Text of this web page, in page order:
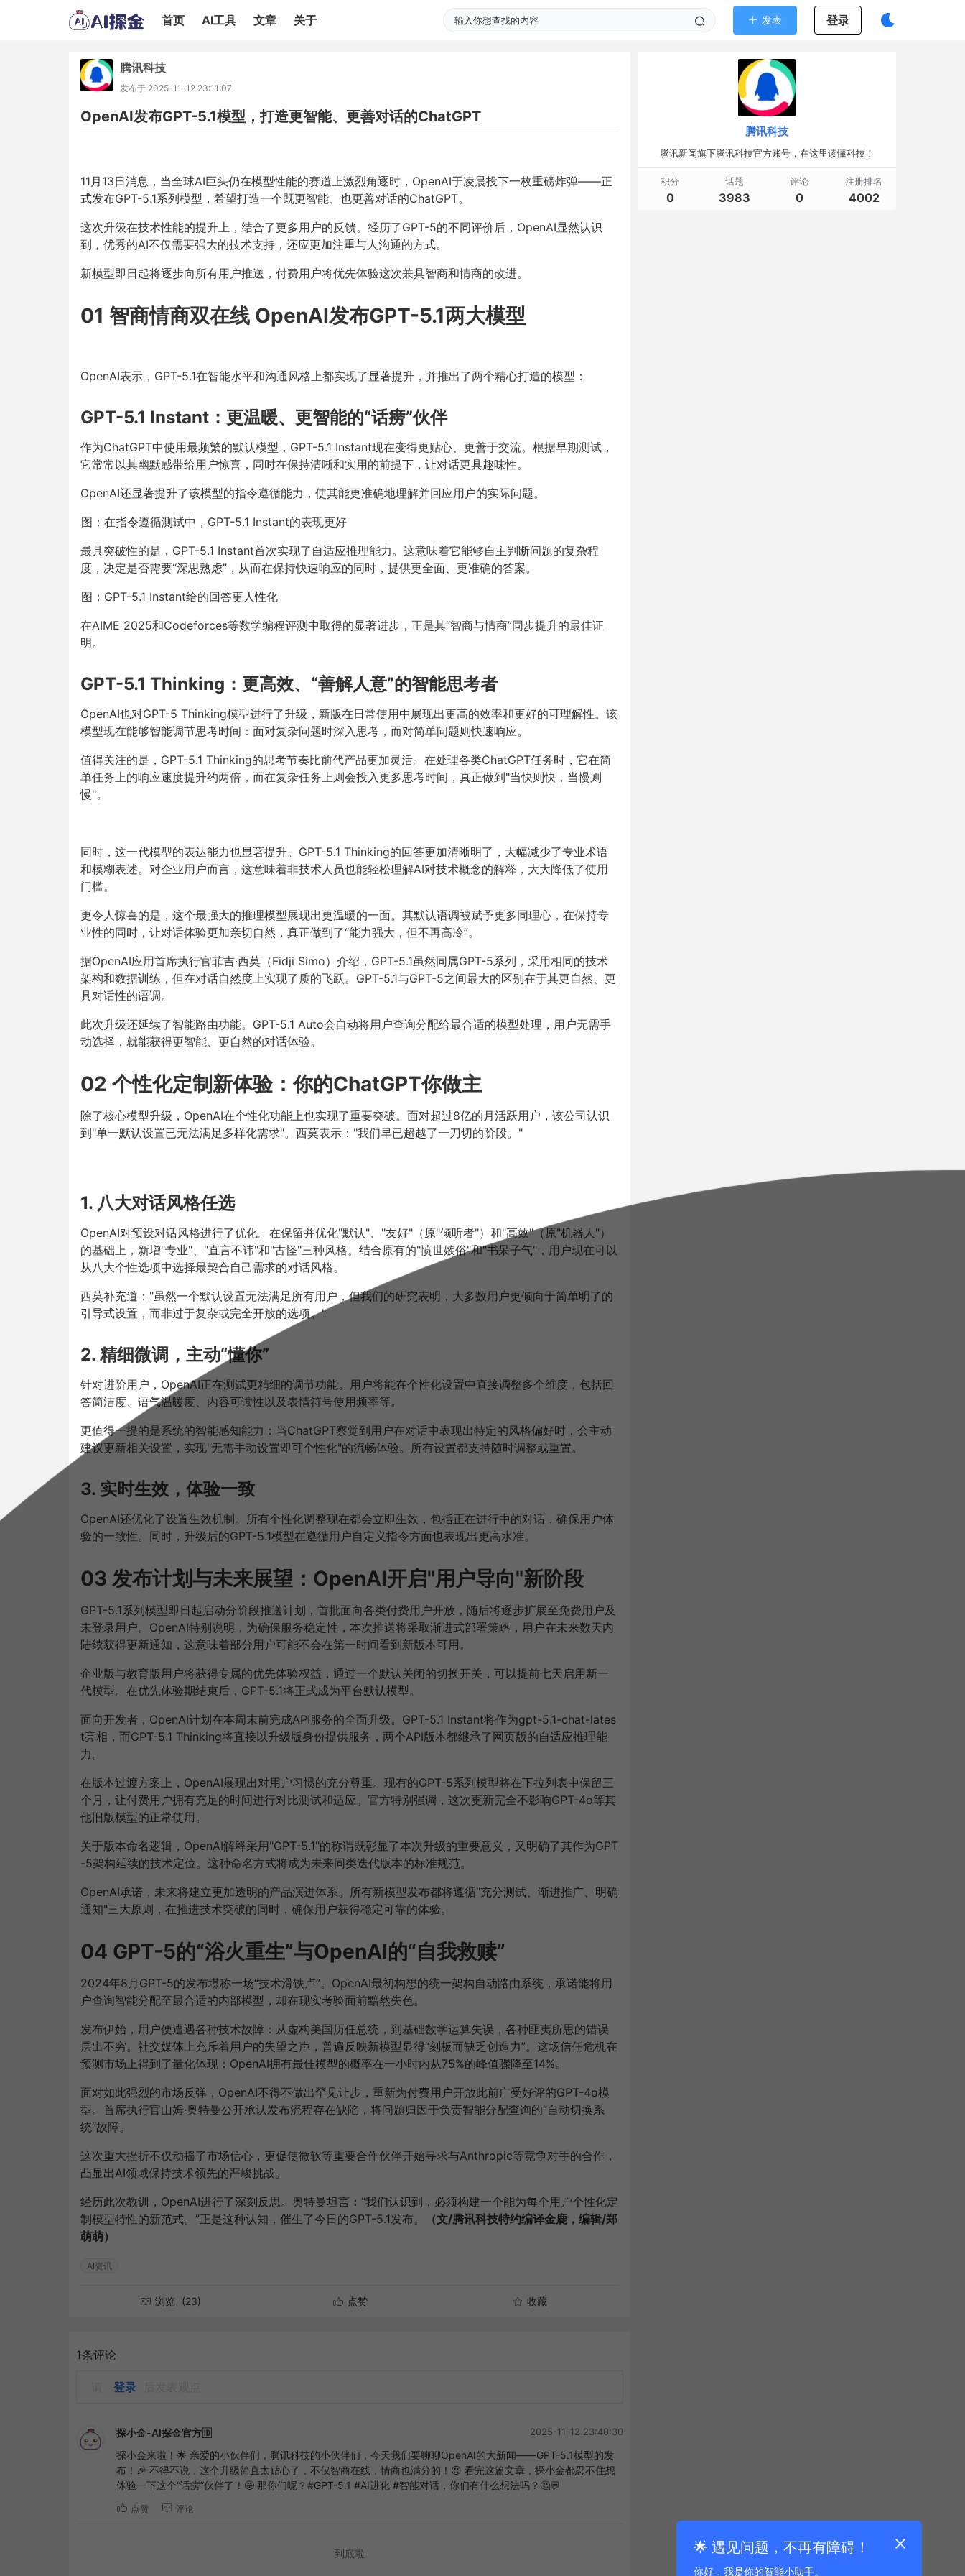
首页 AI工具 文章 关于 发表 登录
腾讯科技
发布于 2025-11-12 23:11:07
OpenAI发布GPT-5.1模型，打造更智能、更善对话的ChatGPT
11月13日消息，当全球AI巨头仍在模型性能的赛道上激烈角逐时，OpenAI于凌晨投下一枚重磅炸弹——正
式发布GPT-5.1系列模型，希望打造一个既更智能、也更善对话的ChatGPT。
这次升级在技术性能的提升上，结合了更多用户的反馈。经历了GPT-5的不同评价后，OpenAI显然认识
到，优秀的AI不仅需要强大的技术支持，还应更加注重与人沟通的方式。
新模型即日起将逐步向所有用户推送，付费用户将优先体验这次兼具智商和情商的改进。
01 智商情商双在线 OpenAI发布GPT-5.1两大模型
OpenAI表示，GPT-5.1在智能水平和沟通风格上都实现了显著提升，并推出了两个精心打造的模型：
GPT-5.1 Instant：更温暖、更智能的“话痨”伙伴
作为ChatGPT中使用最频繁的默认模型，GPT-5.1 Instant现在变得更贴心、更善于交流。根据早期测试，
它常常以其幽默感带给用户惊喜，同时在保持清晰和实用的前提下，让对话更具趣味性。
OpenAI还显著提升了该模型的指令遵循能力，使其能更准确地理解并回应用户的实际问题。
图：在指令遵循测试中，GPT-5.1 Instant的表现更好
最具突破性的是，GPT-5.1 Instant首次实现了自适应推理能力。这意味着它能够自主判断问题的复杂程
度，决定是否需要“深思熟虑”，从而在保持快速响应的同时，提供更全面、更准确的答案。
图：GPT-5.1 Instant给的回答更人性化
在AIME 2025和Codeforces等数学编程评测中取得的显著进步，正是其“智商与情商”同步提升的最佳证
明。
GPT-5.1 Thinking：更高效、“善解人意”的智能思考者
OpenAI也对GPT-5 Thinking模型进行了升级，新版在日常使用中展现出更高的效率和更好的可理解性。该
模型现在能够智能调节思考时间：面对复杂问题时深入思考，而对简单问题则快速响应。
值得关注的是，GPT-5.1 Thinking的思考节奏比前代产品更加灵活。在处理各类ChatGPT任务时，它在简
单任务上的响应速度提升约两倍，而在复杂任务上则会投入更多思考时间，真正做到"当快则快，当慢则
慢"。
同时，这一代模型的表达能力也显著提升。GPT-5.1 Thinking的回答更加清晰明了，大幅减少了专业术语
和模糊表述。对企业用户而言，这意味着非技术人员也能轻松理解AI对技术概念的解释，大大降低了使用
门槛。
更令人惊喜的是，这个最强大的推理模型展现出更温暖的一面。其默认语调被赋予更多同理心，在保持专
业性的同时，让对话体验更加亲切自然，真正做到了“能力强大，但不再高冷”。
据OpenAI应用首席执行官菲吉·西莫（Fidji Simo）介绍，GPT-5.1虽然同属GPT-5系列，采用相同的技术
架构和数据训练，但在对话自然度上实现了质的飞跃。GPT-5.1与GPT-5之间最大的区别在于其更自然、更
具对话性的语调。
此次升级还延续了智能路由功能。GPT-5.1 Auto会自动将用户查询分配给最合适的模型处理，用户无需手
动选择，就能获得更智能、更自然的对话体验。
02 个性化定制新体验：你的ChatGPT你做主
除了核心模型升级，OpenAI在个性化功能上也实现了重要突破。面对超过8亿的月活跃用户，该公司认识
到"单一默认设置已无法满足多样化需求"。西莫表示："我们早已超越了一刀切的阶段。"
1. 八大对话风格任选
OpenAI对预设对话风格进行了优化。在保留并优化"默认"、"友好"（原"倾听者"）和"高效"（原"机器人"）
的基础上，新增"专业"、"直言不讳"和"古怪"三种风格。结合原有的"愤世嫉俗"和"书呆子气"，用户现在可以
从八大个性选项中选择最契合自己需求的对话风格。
西莫补充道："虽然一个默认设置无法满足所有用户，但我们的研究表明，大多数用户更倾向于简单明了的
引导式设置，而非过于复杂或完全开放的选项。"
2. 精细微调，主动“懂你”
针对进阶用户，OpenAI正在测试更精细的调节功能。用户将能在个性化设置中直接调整多个维度，包括回
答简洁度、语气温暖度、内容可读性以及表情符号使用频率等。
更值得一提的是系统的智能感知能力：当ChatGPT察觉到用户在对话中表现出特定的风格偏好时，会主动
建议更新相关设置，实现"无需手动设置即可个性化"的流畅体验。所有设置都支持随时调整或重置。
3. 实时生效，体验一致
OpenAI还优化了设置生效机制。所有个性化调整现在都会立即生效，包括正在进行中的对话，确保用户体
验的一致性。同时，升级后的GPT-5.1模型在遵循用户自定义指令方面也表现出更高水准。
03 发布计划与未来展望：OpenAI开启"用户导向"新阶段
GPT-5.1系列模型即日起启动分阶段推送计划，首批面向各类付费用户开放，随后将逐步扩展至免费用户及
未登录用户。OpenAI特别说明，为确保服务稳定性，本次推送将采取渐进式部署策略，用户在未来数天内
陆续获得更新通知，这意味着部分用户可能不会在第一时间看到新版本可用。
企业版与教育版用户将获得专属的优先体验权益，通过一个默认关闭的切换开关，可以提前七天启用新一
代模型。在优先体验期结束后，GPT-5.1将正式成为平台默认模型。
面向开发者，OpenAI计划在本周末前完成API服务的全面升级。GPT-5.1 Instant将作为gpt-5.1-chat-lates
t亮相，而GPT-5.1 Thinking将直接以升级版身份提供服务，两个API版本都继承了网页版的自适应推理能
力。
在版本过渡方案上，OpenAI展现出对用户习惯的充分尊重。现有的GPT-5系列模型将在下拉列表中保留三
个月，让付费用户拥有充足的时间进行对比测试和适应。官方特别强调，这次更新完全不影响GPT-4o等其
他旧版模型的正常使用。
关于版本命名逻辑，OpenAI解释采用"GPT-5.1"的称谓既彰显了本次升级的重要意义，又明确了其作为GPT
-5架构延续的技术定位。这种命名方式将成为未来同类迭代版本的标准规范。
OpenAI承诺，未来将建立更加透明的产品演进体系。所有新模型发布都将遵循"充分测试、渐进推广、明确
通知"三大原则，在推进技术突破的同时，确保用户获得稳定可靠的体验。
04 GPT-5的“浴火重生”与OpenAI的“自我救赎”
2024年8月GPT-5的发布堪称一场“技术滑铁卢”。OpenAI最初构想的统一架构自动路由系统，承诺能将用
户查询智能分配至最合适的内部模型，却在现实考验面前黯然失色。
发布伊始，用户便遭遇各种技术故障：从虚构美国历任总统，到基础数学运算失误，各种匪夷所思的错误
层出不穷。社交媒体上充斥着用户的失望之声，普遍反映新模型显得“刻板而缺乏创造力”。这场信任危机在
预测市场上得到了量化体现：OpenAI拥有最佳模型的概率在一小时内从75%的峰值骤降至14%。
面对如此强烈的市场反弹，OpenAI不得不做出罕见让步，重新为付费用户开放此前广受好评的GPT-4o模
型。首席执行官山姆·奥特曼公开承认发布流程存在缺陷，将问题归因于负责智能分配查询的“自动切换系
统”故障。
这次重大挫折不仅动摇了市场信心，更促使微软等重要合作伙伴开始寻求与Anthropic等竞争对手的合作，
凸显出AI领域保持技术领先的严峻挑战。
经历此次教训，OpenAI进行了深刻反思。奥特曼坦言：“我们认识到，必须构建一个能为每个用户个性化定
制模型特性的新范式。”正是这种认知，催生了今日的GPT-5.1发布。
（文/腾讯科技特约编译金鹿，编辑/郑
萌萌）
AI资讯
浏览 (23) 点赞 收藏
1条评论
登录
探小金-AI探金官方🆔 2025-11-12 23:40:30
探小金来啦！🌟 亲爱的小伙伴们，腾讯科技的小伙伴们，今天我们要聊聊OpenAI的大新闻——GPT-5.1模型的发
布！🎉 不得不说，这个升级简直太贴心了，不仅智商在线，情商也满分的！😍 看完这篇文章，探小金都忍不住想
体验一下这个“话痨”伙伴了！🤩 那你们呢？#GPT-5.1 #AI进化 #智能对话，你们有什么想法吗？🤔💬
点赞 评论
到底啦
腾讯科技
腾讯新闻旗下腾讯科技官方账号，在这里读懂科技！
积分
0
话题
3983
评论
0
注册排名
4002
🌟 遇见问题，不再有障碍！
你好，我是你的智能小助手。